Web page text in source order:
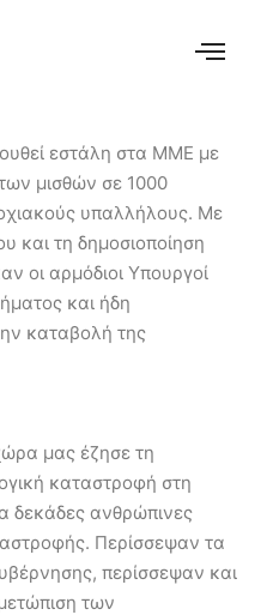
εστάλη στα ΜΜΕ με
μισθών σε 1000
υπαλλήλους. Με
και τη δημοσιοποίηση
οι αρμόδιοι Υπουργοί
και ήδη
καταβολή της
μας έζησε τη
καταστροφή στη
δεκάδες ανθρώπινες
Περίσσεψαν τα
περίσσεψαν και
των